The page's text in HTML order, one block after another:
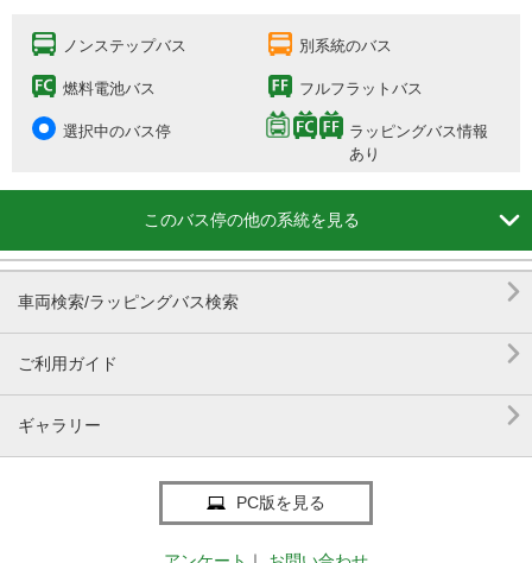
ノンステップバス 別系統のバス
燃料電池バス フルフラットバス
選択中のバス停
ラッピングバス情報
あり
このバス停の他の系統を見る 
車両検索/ラッピングバス検索 
ご利用ガイド 
ギャラリー 
PC版を見る